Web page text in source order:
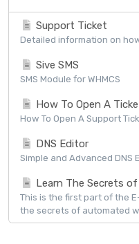
Support Ticket
Detailed information on
Sive SMS
SMS Module for WHMCS
How To Open A
How To Open A Support
DNS Editor
Simple and Advanced DNS
Learn The Secrets
This is the first part of the
the secrets of automated